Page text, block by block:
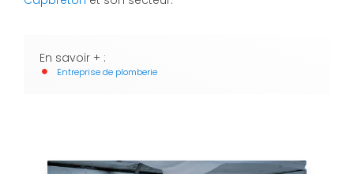
En savoir + :
Entreprise de plomberie